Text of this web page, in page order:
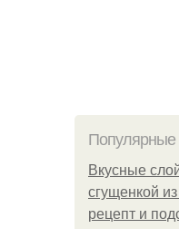
Вкусные
сгущенкой
рецепт и